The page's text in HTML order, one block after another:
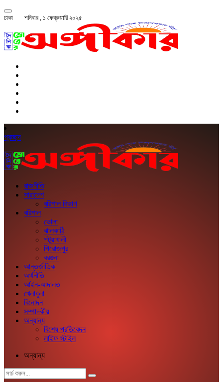
ঢাকা শনিবার , ১ ফেব্রুয়ারি ২০২৫
প্রচ্ছদ
রাজনীতি
সারাদেশ
বরিশাল বিভাগ
বরিশাল
ভোলা
ঝালকাঠি
পটুয়াখালী
পিরোজপুর
বরগুনা
আন্তর্জাতিক
অর্থনীতি
আইন-আদালত
খেলাধুলা
বিনোদন
সম্পাদকীয়
অন্যান্য
বিশেষ প্রতিবেদন
লাইফ স্টাইল
অন্যান্য